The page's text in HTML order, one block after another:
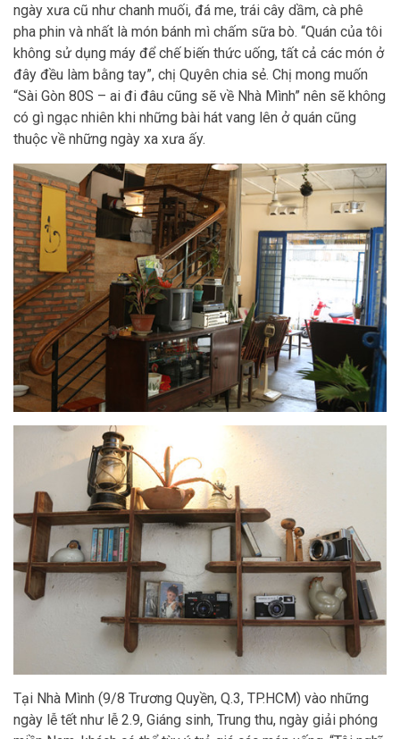
ngày xưa cũ như chanh muối, đá me, trái cây dầm, cà phê
pha phin và nhất là món bánh mì chấm sữa bò. “Quán của tôi
không sử dụng máy để chế biến thức uống, tất cả các món ở
đây đều làm bằng tay”, chị Quyên chia sẻ. Chị mong muốn
“Sài Gòn 80S – ai đi đâu cũng sẽ về Nhà Mình” nên sẽ không
có gì ngạc nhiên khi những bài hát vang lên ở quán cũng
thuộc về những ngày xa xưa ấy.
Tại Nhà Mình (9/8 Trương Quyền, Q.3, TP.HCM) vào những
ngày lễ tết như lễ 2.9, Giáng sinh, Trung thu, ngày giải phóng